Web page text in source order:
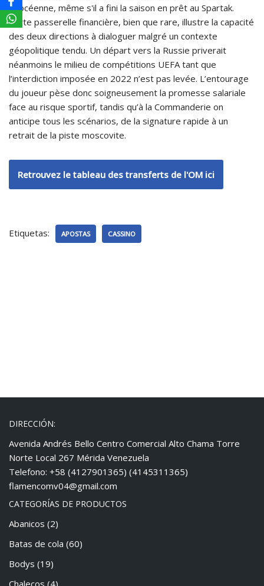
phocéenne, même s'il a fini la saison en prêt au Spartak.
Cette passerelle financière, bien que rare, illustre la capacité
des deux directions à dialoguer malgré un contexte
géopolitique tendu. Un départ vers la Russie priverait
néanmoins le milieu de compétitions UEFA tant que
l’interdiction imposée en 2022 n’est pas levée. L’entourage
du joueur pèse donc soigneusement la promesse salariale
face au risque sportif, tandis qu’à la Commanderie on
anticipe tous les scénarios, de la signature rapide à un
retrait de la piste moscovite.
Retrouvez le tableau des transferts de l'OM ici
Etiquetas: APOSTAS CASSINO
DIRECCIÓN:
Avenida Andrés Bello Centro Comercial Alto Chama Torre
Norte Local 267 Mérida Venezuela
Telefono: +58 (4127901365) (4145311365)
flamencomv04@gmail.com
CATEGORÍAS DE PRODUCTOS
Abanicos (2)
Batas de cola (60)
Bodys (19)
Chalecos (4)